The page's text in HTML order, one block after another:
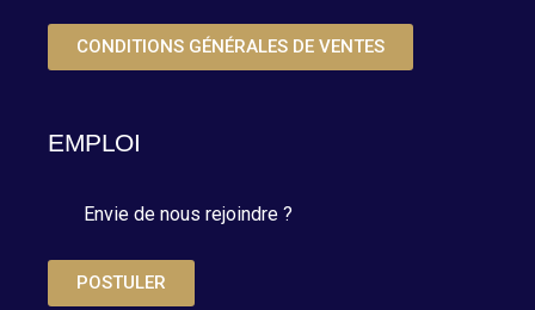
CONDITIONS GÉNÉRALES DE VENTES
EMPLOI
Envie de nous rejoindre ?
POSTULER